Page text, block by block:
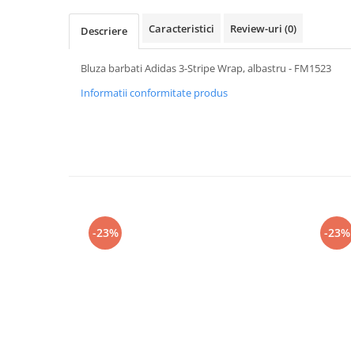
Descriere Caracteristici Review-uri (0)
Bluza barbati Adidas 3-Stripe Wrap, albastru - FM1523
Informatii conformitate produs
-23% -23%